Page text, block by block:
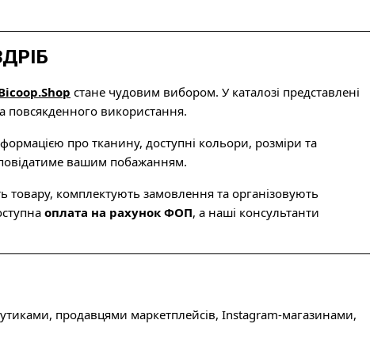
стане чудовим вибором. У каталозі представлені
повсякденного використання.
про тканину, доступні кольори, розміри та
вашим побажанням.
комплектують замовлення та організовують
оплата на рахунок ФОП, а наші консультанти
продавцями маркетплейсів, Instagram-магазинами,